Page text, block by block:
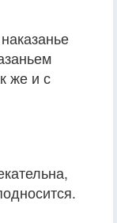
же и с